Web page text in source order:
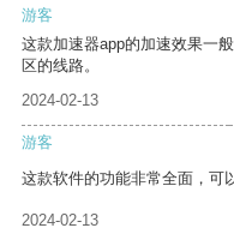
游客
这款加速器app的加速效果一
区的线路。
2024-02-13
游客
这款软件的功能非常全面，可
2024-02-13